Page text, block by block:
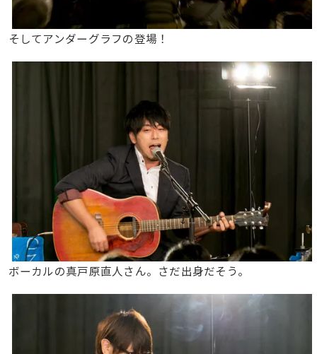
そしてアンダーグラフの登場！
ボーカルの真戸原直人さん。さだ出身だそう。